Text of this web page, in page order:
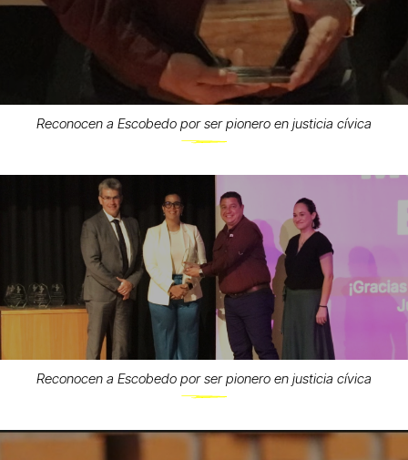
Reconocen a Escobedo por ser pionero en justicia cívica
Reconocen a Escobedo por ser pionero en justicia cívica